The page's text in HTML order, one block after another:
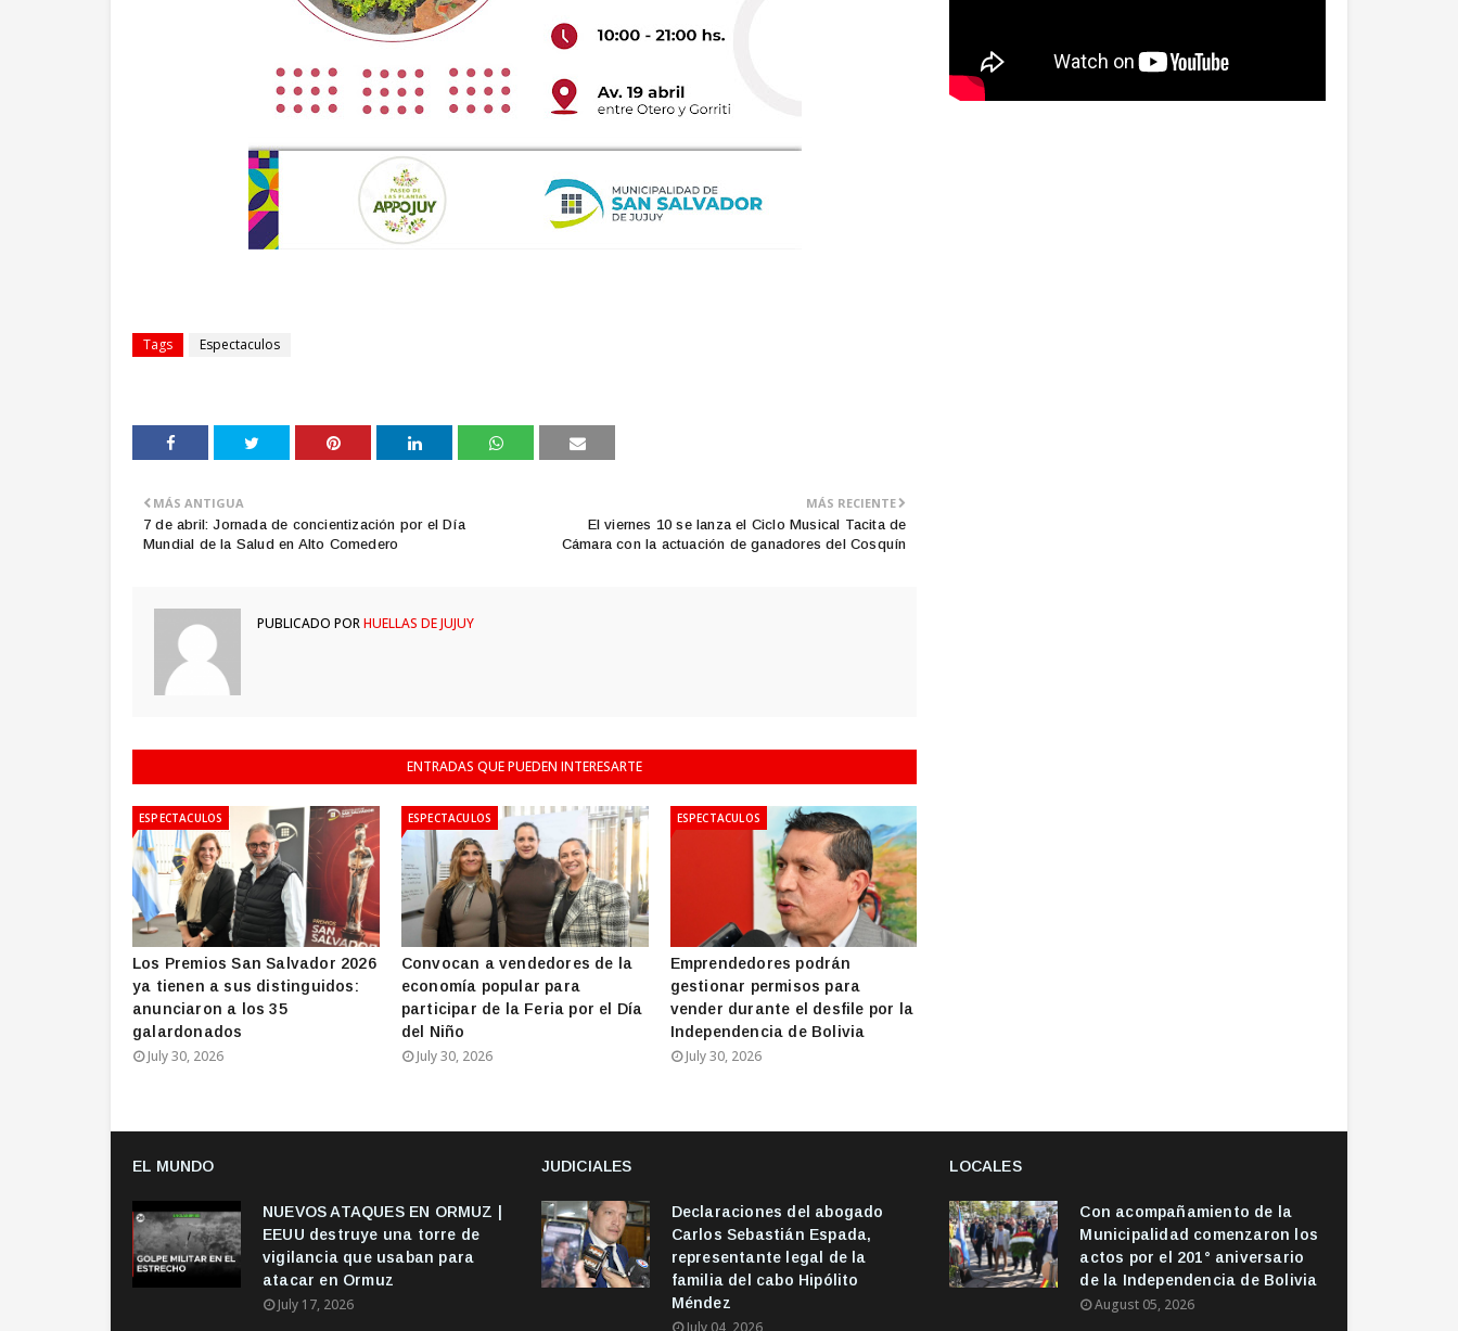
Tags Espectaculos
MÁS RECIENTE
El viernes 10 se lanza el Ciclo Musical Tacita de
Cámara con la actuación de ganadores del Cosquín
MÁS ANTIGUA
7 de abril: Jornada de concientización por el Día
Mundial de la Salud en Alto Comedero
PUBLICADO PORHUELLAS DE JUJUY
ENTRADAS QUE PUEDEN INTERESARTE
ESPECTACULOS
Los Premios San Salvador 2026
ya tienen a sus distinguidos:
anunciaron a los 35
galardonados
July 30, 2026
ESPECTACULOS
Convocan a vendedores de la
economía popular para
participar de la Feria por el Día
del Niño
July 30, 2026
ESPECTACULOS
Emprendedores podrán
gestionar permisos para
vender durante el desfile por la
Independencia de Bolivia
July 30, 2026
EL MUNDO
NUEVOS ATAQUES EN ORMUZ |
EEUU destruye una torre de
vigilancia que usaban para
atacar en Ormuz
July 17, 2026
JUDICIALES
Declaraciones del abogado
Carlos Sebastián Espada,
representante legal de la
familia del cabo Hipólito
Méndez
July 04, 2026
LOCALES
Con acompañamiento de la
Municipalidad comenzaron los
actos por el 201° aniversario
de la Independencia de Bolivia
August 05, 2026